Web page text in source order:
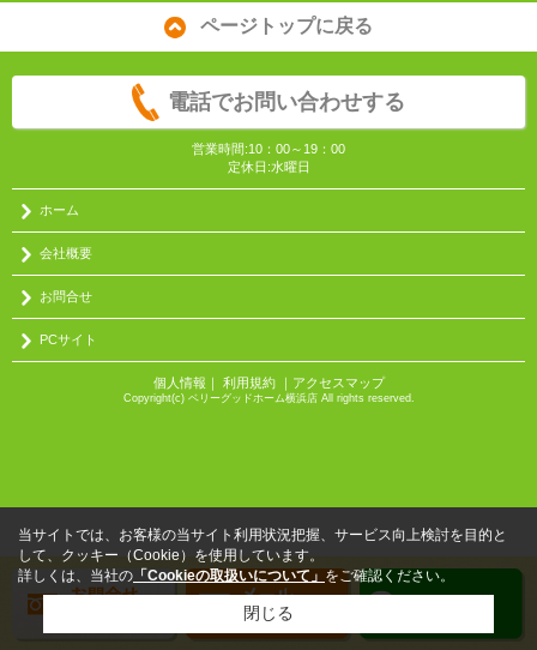
ページトップに戻る
電話でお問い合わせする
営業時間:10：00～19：00
定休日:水曜日
ホーム
会社概要
お問合せ
PCサイト
個人情報 ｜ 利用規約｜ アクセスマップ
Copyright(c) ベリーグッドホーム横浜店 All rights reserved.
当サイトでは、お客様の当サイト利用状況把握、サービス向上検討を目的と
して、クッキー（Cookie）を使用しています。
詳しくは、当社の 「Cookieの取扱いについて」 をご確認ください。
閉じる